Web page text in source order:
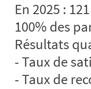
En 2025 :
100% des
Résultats
- Taux de
- Taux de